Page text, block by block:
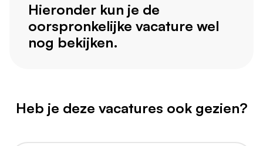
Hieronder kun je de
oorspronkelijke vacature wel
nog bekijken.
Heb je deze vacatures ook gezien?